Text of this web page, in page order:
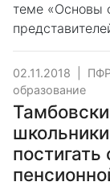
теме «Основы
02.11.2018
образование